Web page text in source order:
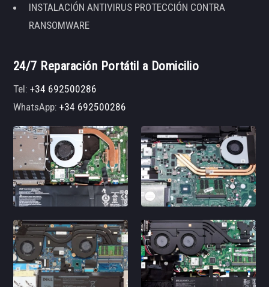
INSTALACIÓN ANTIVIRUS PROTECCIÓN CONTRA
RANSOMWARE
24/7 Reparación Portátil a Domicilio
Tel:+34 692500286
WhatsApp:+34 692500286